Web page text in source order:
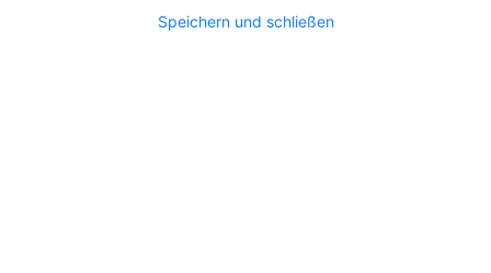
Speichern und schließen